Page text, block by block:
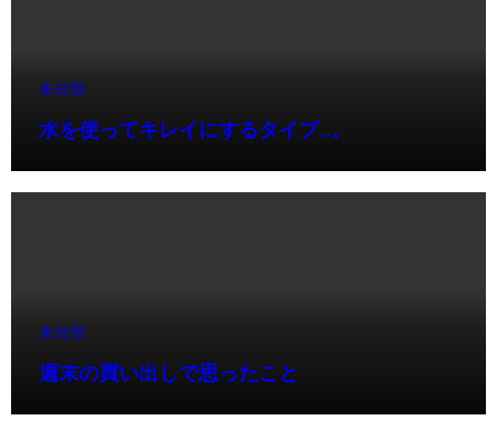
未分類
水を使ってキレイにするタイプ…。
未分類
週末の買い出しで思ったこと